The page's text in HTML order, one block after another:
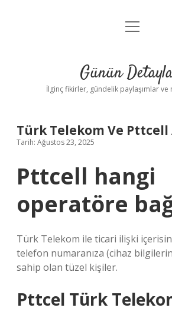
Gizlilik Politikası
Yasal Uyarı
menüyü
Günün
İlginç fikirler, gündelik paylaşımlar ve
Türk Telekom Ve Pttcell
Tarih: Ağustos 23, 2025
Pttcell hangi
operatöre
Türk Telekom ile ticari ilişki
telefon numaranıza (cihaz
sahip olan tüzel kişiler.
Pttcel Türk